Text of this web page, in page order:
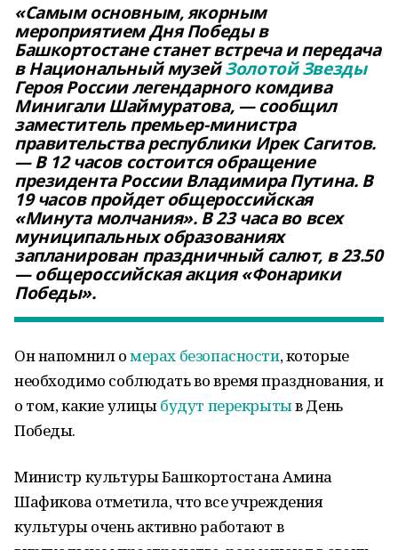
«Самым основным, якорным
мероприятием Дня Победы в
Башкортостане станет встреча и передача
в Национальный музейЗолотой Звезды
Героя России легендарного комдива
Минигали Шаймуратова, — сообщил
заместитель премьер-министра
правительства республики Ирек Сагитов.
— В 12 часов состоится обращение
президента России Владимира Путина. В
19 часов пройдет общероссийская
«Минута молчания». В 23 часа во всех
муниципальных образованиях
запланирован праздничный салют, в 23.50
— общероссийская акция «Фонарики
Победы».
Он напомнил омерах безопасности, которые
необходимо соблюдать во время празднования, и
о том, какие улицыбудут перекрытыв День
Победы.
Министр культуры Башкортостана Амина
Шафикова отметила, что все учреждения
культуры очень активно работают в